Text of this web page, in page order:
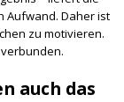
Aufwand. Daher ist
zu motivieren.
auch das